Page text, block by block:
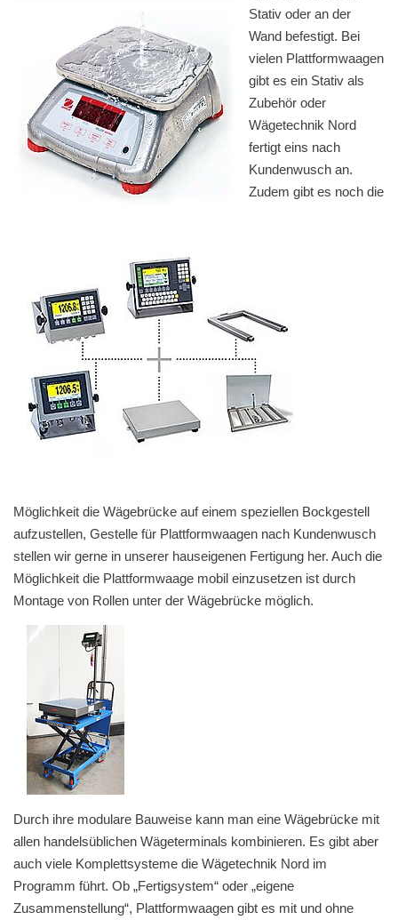
Stativ oder an der
Wand befestigt. Bei
vielen Plattformwaagen
gibt es ein Stativ als
Zubehör oder
Wägetechnik Nord
fertigt eins nach
Kundenwusch an.
Zudem gibt es noch die
Möglichkeit die Wägebrücke auf einem speziellen Bockgestell
aufzustellen, Gestelle für Plattformwaagen nach Kundenwusch
stellen wir gerne in unserer hauseigenen Fertigung her. Auch die
Möglichkeit die Plattformwaage mobil einzusetzen ist durch
Montage von Rollen unter der Wägebrücke möglich.
Durch ihre modulare Bauweise kann man eine Wägebrücke mit
allen handelsüblichen Wägeterminals kombinieren. Es gibt aber
auch viele Komplettsysteme die Wägetechnik Nord im
Programm führt. Ob „Fertigsystem“ oder „eigene
Zusammenstellung“, Plattformwaagen gibt es mit und ohne